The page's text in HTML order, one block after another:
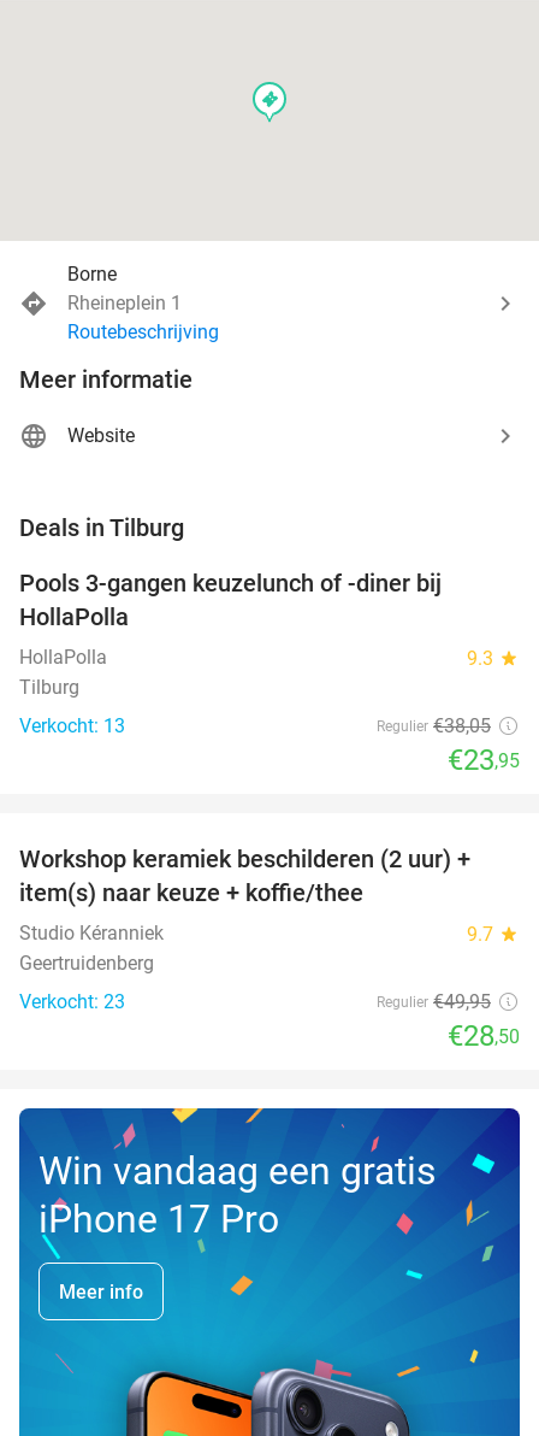
events
Borne
Rheineplein 1
Routebeschrijving
Meer informatie
Website
Deals in Tilburg
TODAY
Pools 3-gangen keuzelunch of -diner bij
HollaPolla
HollaPolla 9.3 star
Tilburg
Verkocht: 13
Regulier €38,05
€23,95
43%
TODAY
Workshop keramiek beschilderen (2 uur) +
item(s) naar keuze + koffie/thee
Studio Kéranniek 9.7 star
Geertruidenberg
Verkocht: 23
Regulier €49,95
€28,50
Win vandaag een gratis
iPhone 17 Pro
Meer info